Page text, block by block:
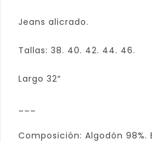
Jeans alicrado.
Tallas: 38. 40. 42. 44. 46.
Largo 32″
Composición: Algodón 98%.